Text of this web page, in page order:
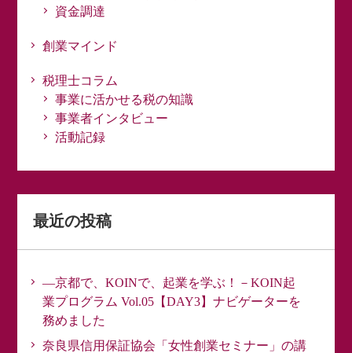
資金調達
創業マインド
税理士コラム
事業に活かせる税の知識
事業者インタビュー
活動記録
最近の投稿
―京都で、KOINで、起業を学ぶ！－KOIN起
業プログラム Vol.05【DAY3】ナビゲーターを
務めました
奈良県信用保証協会「女性創業セミナー」の講